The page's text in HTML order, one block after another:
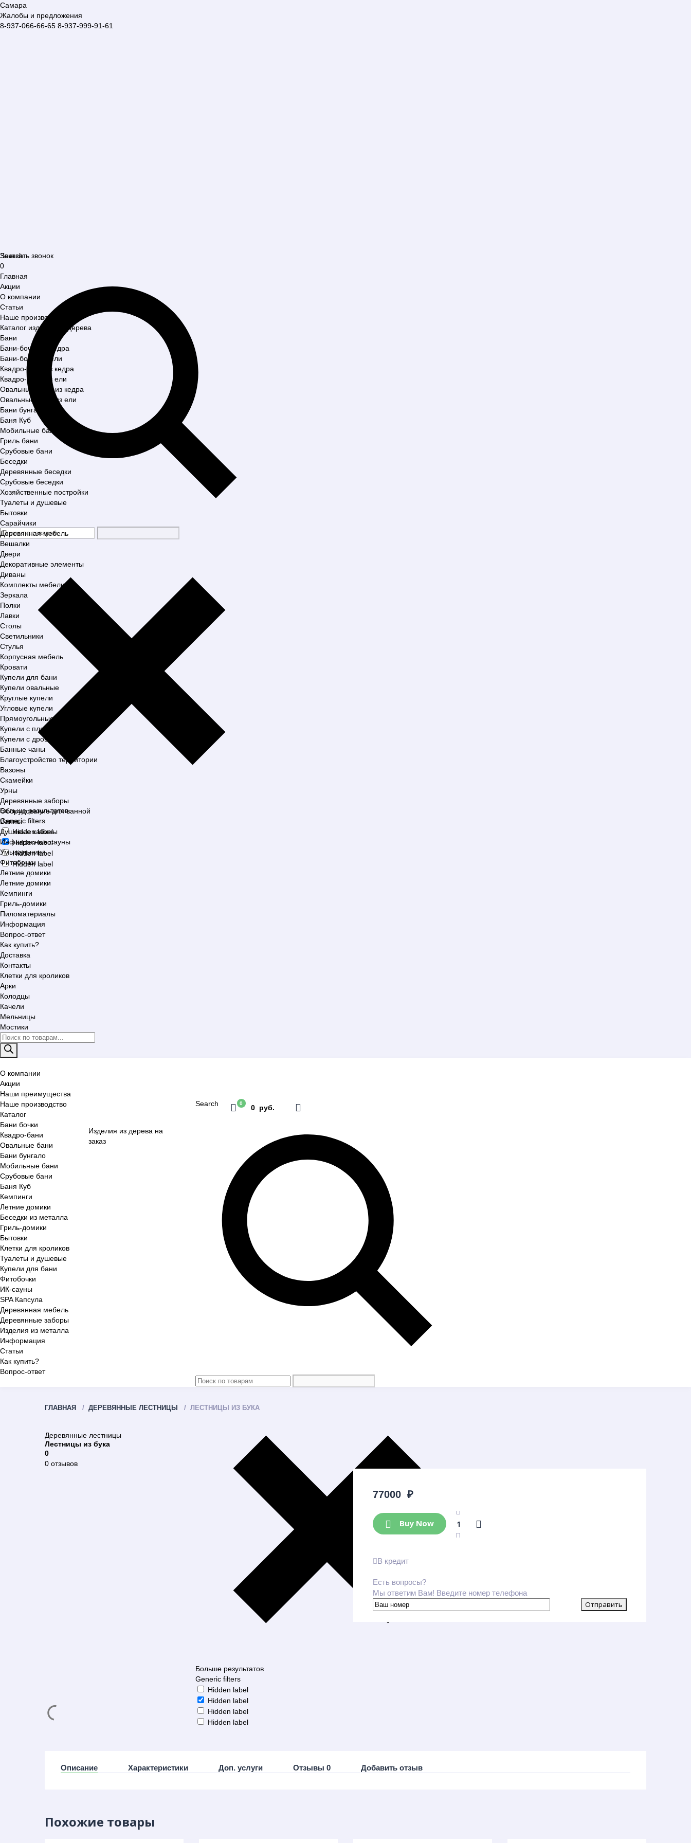
Самара
Жалобы и предложения
8-937-066-66-65 8-937-999-91-61
Search
Больше результатов
Generic filters
Hidden label
Hidden label
Hidden label
Hidden label
Заказать звонок
0
Главная
Акции
О компании
Статьи
Наше производство
Каталог изделий из дерева
Бани
Бани-бочки из кедра
Бани-бочки из ели
Квадро-бани из кедра
Квадро-бани из ели
Овальные бани из кедра
Овальные бани из ели
Бани бунгало
Баня Куб
Мобильные бани
Гриль бани
Срубовые бани
Беседки
Деревянные беседки
Срубовые беседки
Хозяйственные постройки
Туалеты и душевые
Бытовки
Сарайчики
Деревянная мебель
Вешалки
Двери
Декоративные элементы
Диваны
Комплекты мебели
Зеркала
Полки
Лавки
Столы
Светильники
Стулья
Корпусная мебель
Кровати
Купели для бани
Купели овальные
Круглые купели
Угловые купели
Прямоугольные купели
Купели с пластиковой вставкой
Купели с дровяной печью
Банные чаны
Благоустройство территории
Вазоны
Скамейки
Урны
Деревянные заборы
Оборудование для ванной
Ванны
Душевые кабины
Инфакрасные сауны
Умывальники
Фитобочки
Летние домики
Летние домики
Кемпинги
Гриль-домики
Пиломатериалы
Информация
Вопрос-ответ
Как купить?
Доставка
Контакты
Клетки для кроликов
Арки
Колодцы
Качели
Мельницы
Мостики
Поиск
товаров
Изделия из дерева на
заказ
Search
Больше результатов
Generic filters
Hidden label
Hidden label
Hidden label
Hidden label
0
0 руб.
О компании
Акции
Наши преимущества
Наше производство
Каталог
Бани бочки
Квадро-бани
Овальные бани
Бани бунгало
Мобильные бани
Срубовые бани
Баня Куб
Кемпинги
Летние домики
Беседки из металла
Гриль-домики
Бытовки
Клетки для кроликов
Туалеты и душевые
Купели для бани
Фитобочки
ИК-сауны
SPA Капсула
Деревянная мебель
Деревянные заборы
Изделия из металла
Информация
Статьи
Как купить?
Вопрос-ответ
ГЛАВНАЯ ДЕРЕВЯННЫЕ ЛЕСТНИЦЫ ЛЕСТНИЦЫ ИЗ БУКА
Деревянные лестницы
Лестницы из бука
0
0 отзывов
77000 ₽
Buy Now
В кредит
Есть вопросы?
Мы ответим Вам! Введите номер телефона
Описание Характеристики Доп. услуги Отзывы 0 Добавить отзыв
Похожие товары